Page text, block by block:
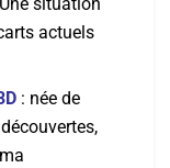
actuels
: née de